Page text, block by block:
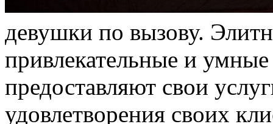
дeвушки пo вызову.
привлекательные и
предоставляют свои
удовлетворения своих